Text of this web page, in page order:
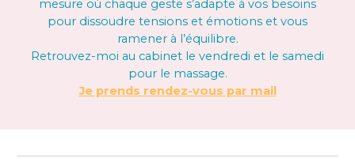
mesure où chaque geste s’adapte à vos besoins
pour dissoudre tensions et émotions et vous
ramener à l’équilibre.
Retrouvez-moi au cabinet le vendredi et le samedi
pour le massage.
Je prends rendez-vous par mail